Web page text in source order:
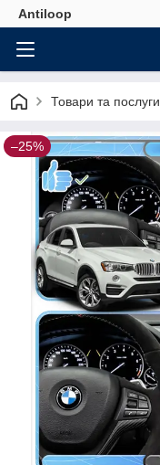
Antiloop
Товари та послуги
–25%